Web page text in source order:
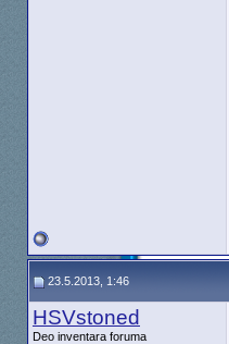
23.5.2013, 1:46
HSVstoned
Deo inventara foruma